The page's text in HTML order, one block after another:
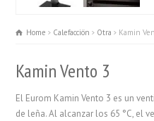
Home Calefacciön Otra Kamin
Kamin Vento 3
El Eurom Kamin Vento 3 es un
de leña. Al alcanzar los 65 °C, el